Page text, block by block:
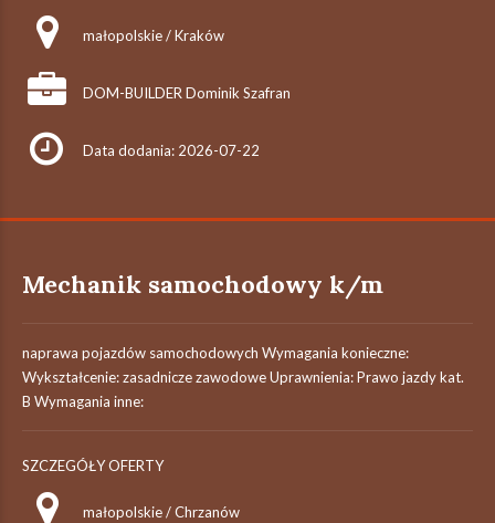
małopolskie / Kraków
DOM-BUILDER Dominik Szafran
Data dodania: 2026-07-22
Mechanik samochodowy k/m
naprawa pojazdów samochodowych Wymagania konieczne:
Wykształcenie: zasadnicze zawodowe Uprawnienia: Prawo jazdy kat.
B Wymagania inne:
SZCZEGÓŁY OFERTY
małopolskie / Chrzanów